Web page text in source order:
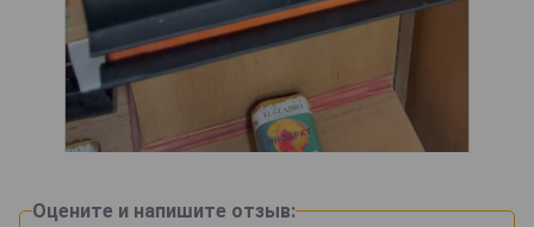
Оцените и напишите отзыв: